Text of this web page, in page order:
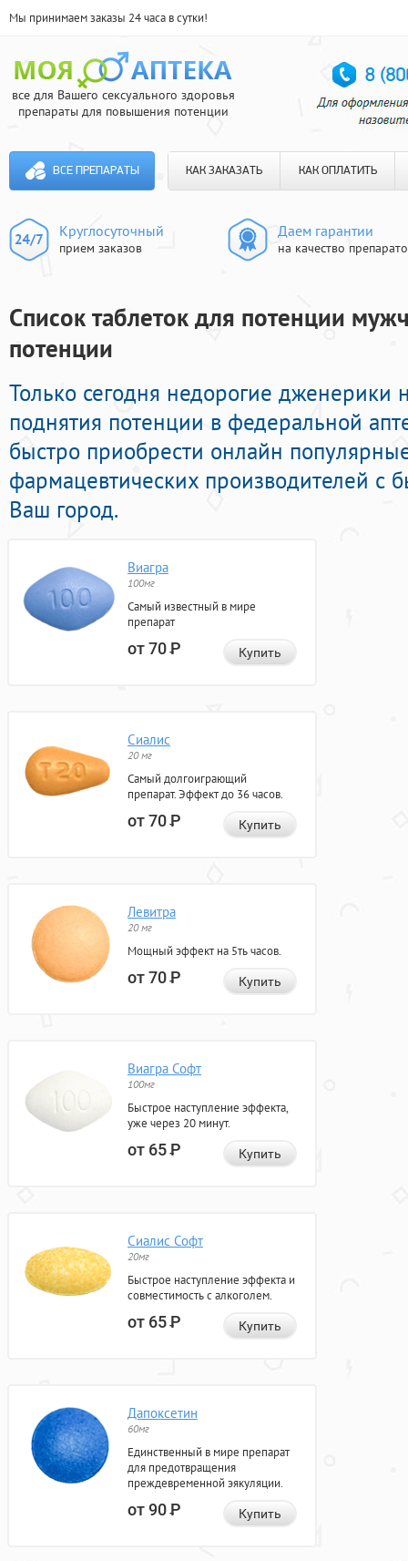
Мы принимаем заказы 24 часа в сутки!
все для Вашего сексуального здоровья
препараты для повышения потенции
ВСЕ ПРЕПАРАТЫ КАК ЗАКАЗАТЬ КАК ОПЛАТИТЬ
Круглосуточный
прием заказов
Даем гарантии
на качество
Список таблеток для потенции
потенции
Только сегодня недорогие дженерики
поднятия потенции в федеральной
быстро приобрести онлайн
фармацевтических производителей с
Ваш город.
Виагра
100мг
Самый известный в мире
препарат
от 70Р Купить
Сиалис
20 мг
Самый долгоиграющий
препарат. Эффект до 36 часов.
от 70Р Купить
Левитра
20 мг
Мощный эффект на 5ть часов.
от 70Р Купить
Виагра Софт
100мг
Быстрое наступление эффекта,
уже через 20 минут.
от 65Р Купить
Сиалис Софт
20мг
Быстрое наступление эффекта и
совместимость с алкоголем.
от 65Р Купить
Дапоксетин
60мг
Единственный в мире препарат
для предотвращения
преждевременной эякуляции.
от 90Р Купить